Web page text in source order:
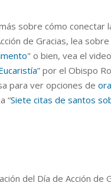
sobre cómo conectar
de Gracias, lea sobre
" o bien, vea el
” por el Obispo
para ver opciones de
“Siete citas de santos
del Día de Acción de